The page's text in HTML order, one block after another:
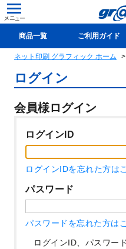
商品一覧 ご利用ガイド
新規会員登録(無料)
ネット印刷 グラフィック ホーム
ログイン
会員様ログイン
ログインID
ログインIDを忘れた方は
パスワード
パスワードを忘れた方は
ログインID、パスワー